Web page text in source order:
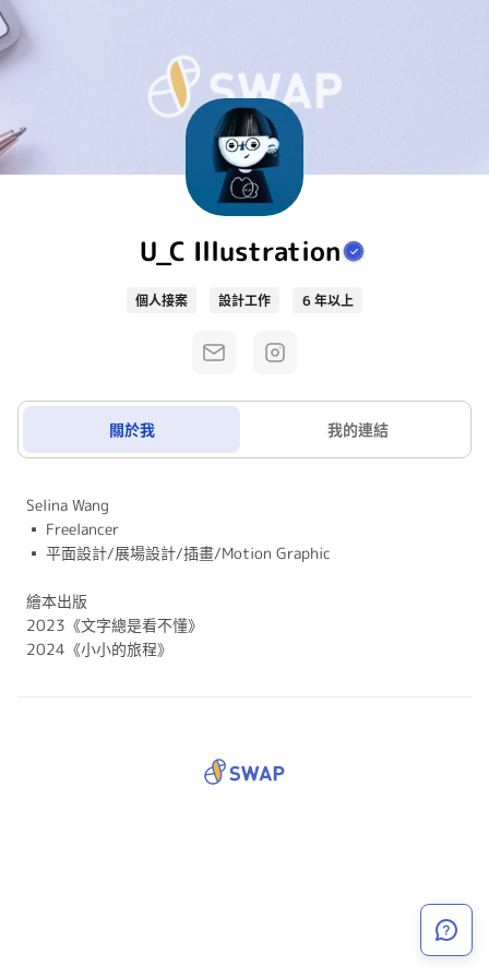
U_C Illustration
個人接案 設計工作 6 年以上
關於我 我的連結
Selina Wang
▪ Freelancer
▪ 平面設計/展場設計/插畫/Motion Graphic
繪本出版
2023《文字總是看不懂》
2024《小小的旅程》